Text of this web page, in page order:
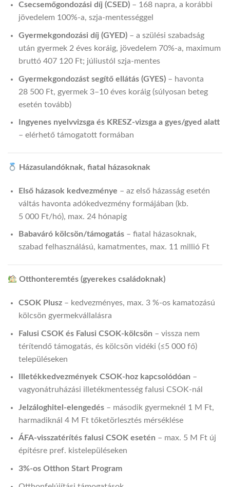
Csecsemőgondozási díj (CSED)– 168 napra, a korábbi
jövedelem 100%-a, szja‑mentességgel
Gyermekgondozási díj (GYED)– a szülési szabadság
után gyermek 2 éves koráig, jövedelem 70%-a, maximum
bruttó 407 120 Ft; júliustól szja‑mentes
Gyermekgondozást segítő ellátás (GYES)– havonta
28 500 Ft, gyermek 3–10 éves koráig (súlyosan beteg
esetén tovább)
Ingyenes nyelvvizsga és KRESZ‑vizsga a gyes/gyed alatt
– elérhető támogatott formában
Házasulandóknak, fiatal házasoknak
Első házasok kedvezménye – az első házasság esetén
váltás havonta adókedvezmény formájában (kb.
5 000 Ft/hó), max. 24 hónapig
Babaváró kölcsön/támogatás– fiatal házasoknak,
szabad felhasználású, kamatmentes, max. 11 millió Ft
Otthonteremtés (gyerekes családoknak)
CSOK Plusz– kedvezményes, max. 3 %-os kamatozású
kölcsön gyermekvállalásra
Falusi CSOK és Falusi CSOK-kölcsön – vissza nem
térítendő támogatás, és kölcsön vidéki (≤5 000 fő)
településeken
Illetékkedvezmények CSOK‑hoz kapcsolódóan –
vagyonátruházási illetékmentesség falusi CSOK‑nál
Jelzáloghitel‑elengedés– második gyermeknél 1 M Ft,
harmadiknál 4 M Ft tőketörlesztés mérséklése
ÁFA-visszatérítés falusi CSOK esetén – max. 5 M Ft új
építésre pref. kistelepüléseken
3%-os Otthon Start Program